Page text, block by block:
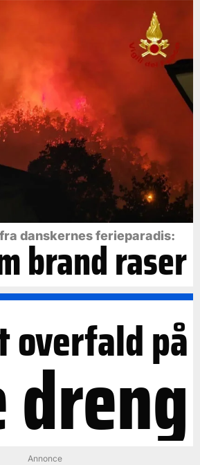
danskernes ferieparadis:
brand raser
overfald på
Annonce